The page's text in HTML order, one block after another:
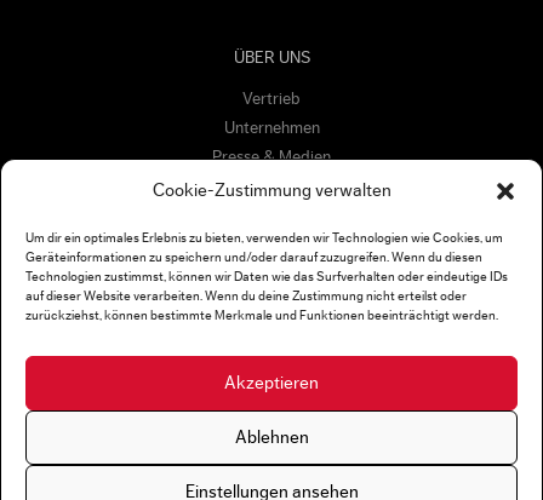
Cookie-Zustimmung verwalten
Um dir ein optimales Erlebnis zu bieten, verwenden wir Technologien wie Cookies, um
Geräteinformationen zu speichern und/oder darauf zuzugreifen. Wenn du diesen
Technologien zustimmst, können wir Daten wie das Surfverhalten oder eindeutige IDs
auf dieser Website verarbeiten. Wenn du deine Zustimmung nicht erteilst oder
zurückziehst, können bestimmte Merkmale und Funktionen beeinträchtigt werden.
Akzeptieren
Ablehnen
Einstellungen ansehen
ÜBER UNS
Vertrieb
Unternehmen
Presse & Medien
Kampagnen
DATENSCHUTZERKLÄRUNG
Cookie-Richtlinie (EU)